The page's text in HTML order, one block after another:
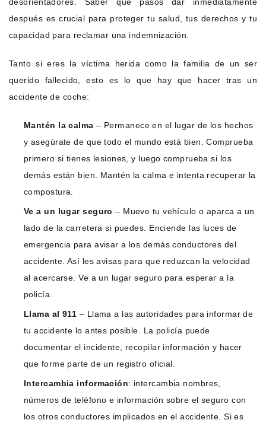
después es crucial para proteger tu salud, tus derechos y tu
capacidad para reclamar una indemnización.
Tanto si eres la víctima herida como la familia de un ser
querido fallecido, esto es lo que hay que hacer tras un
accidente de coche:
Mantén la calma – Permanece en el lugar de los hechos
y asegúrate de que todo el mundo está bien. Comprueba
primero si tienes lesiones, y luego comprueba si los
demás están bien. Mantén la calma e intenta recuperar la
compostura.
Ve a un lugar seguro – Mueve tu vehículo o aparca a un
lado de la carretera si puedes. Enciende las luces de
emergencia para avisar a los demás conductores del
accidente. Así les avisas para que reduzcan la velocidad
al acercarse. Ve a un lugar seguro para esperar a la
policía.
Llama al 911 – Llama a las autoridades para informar de
tu accidente lo antes posible. La policía puede
documentar el incidente, recopilar información y hacer
que forme parte de un registro oficial.
Intercambia información: intercambia nombres,
números de teléfono e información sobre el seguro con
los otros conductores implicados en el accidente. Si es